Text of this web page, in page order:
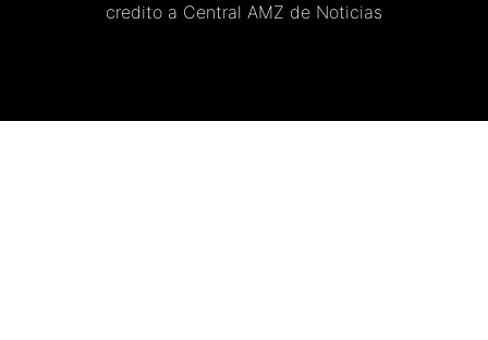
credito a Central AMZ de Noticias